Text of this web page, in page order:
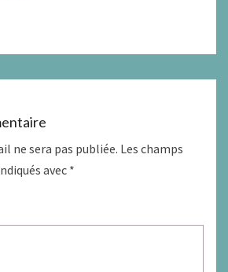
ne sera pas publiée. Les champs
avec *